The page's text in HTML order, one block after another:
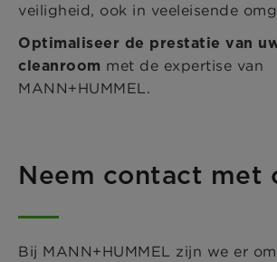
veiligheid, ook in veeleisende
Optimaliseer de prestatie van
cleanroom met de expertise van
MANN+HUMMEL.
Neem contact met
Bij MANN+HUMMEL zijn we er